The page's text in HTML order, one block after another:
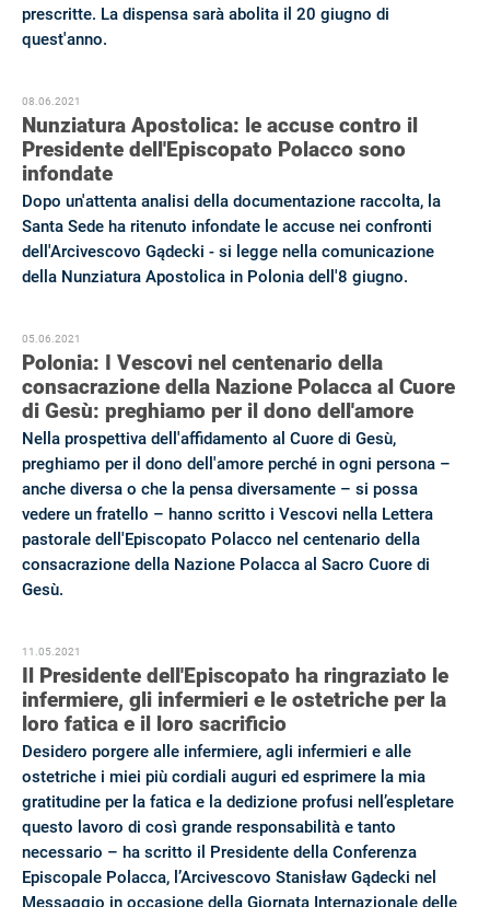
prescritte. La dispensa sarà abolita il 20 giugno di
quest'anno.
08.06.2021
Nunziatura Apostolica: le accuse contro il
Presidente dell'Episcopato Polacco sono
infondate
Dopo un'attenta analisi della documentazione raccolta, la
Santa Sede ha ritenuto infondate le accuse nei confronti
dell'Arcivescovo Gądecki - si legge nella comunicazione
della Nunziatura Apostolica in Polonia dell'8 giugno.
05.06.2021
Polonia: I Vescovi nel centenario della
consacrazione della Nazione Polacca al Cuore
di Gesù: preghiamo per il dono dell'amore
Nella prospettiva dell'affidamento al Cuore di Gesù,
preghiamo per il dono dell'amore perché in ogni persona –
anche diversa o che la pensa diversamente – si possa
vedere un fratello – hanno scritto i Vescovi nella Lettera
pastorale dell'Episcopato Polacco nel centenario della
consacrazione della Nazione Polacca al Sacro Cuore di
Gesù.
11.05.2021
Il Presidente dell'Episcopato ha ringraziato le
infermiere, gli infermieri e le ostetriche per la
loro fatica e il loro sacrificio
Desidero porgere alle infermiere, agli infermieri e alle
ostetriche i miei più cordiali auguri ed esprimere la mia
gratitudine per la fatica e la dedizione profusi nell’espletare
questo lavoro di così grande responsabilità e tanto
necessario – ha scritto il Presidente della Conferenza
Episcopale Polacca, l’Arcivescovo Stanisław Gądecki nel
Messaggio in occasione della Giornata Internazionale delle